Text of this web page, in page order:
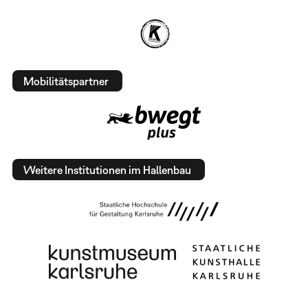
Mobilitätspartner
Weitere Institutionen im Hallenbau